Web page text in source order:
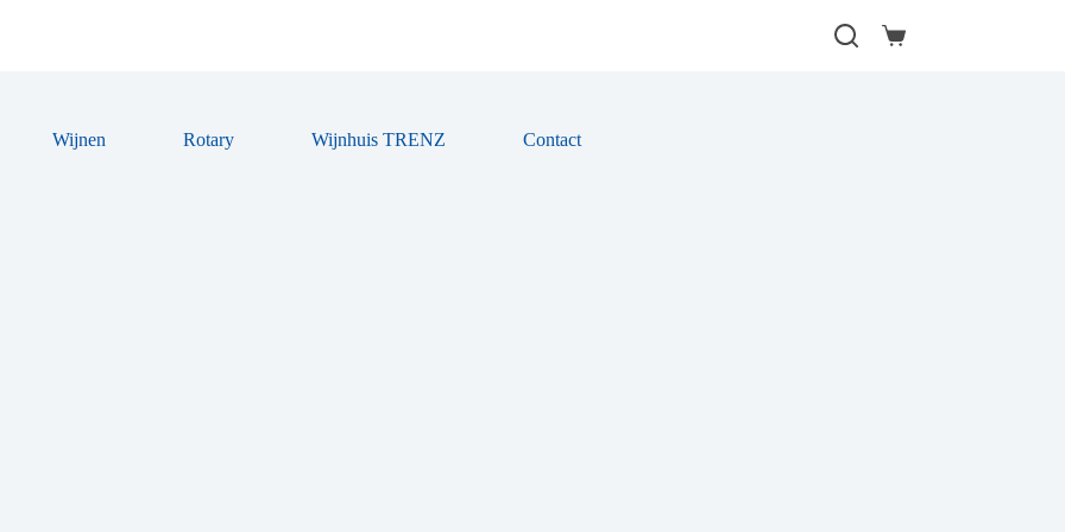
Winkelwagen
Wijnen Rotary Wijnhuis TRENZ Contact